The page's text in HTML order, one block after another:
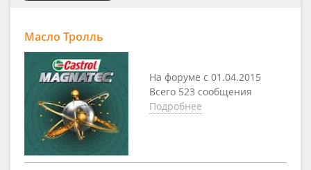
Масло Тролль
На форуме с 01.04.2015
Всего 523 сообщения
Подробнее